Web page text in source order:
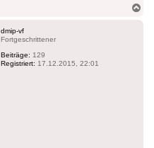
dmip-vf
Fortgeschrittener
Beiträge: 129
Registriert: 17.12.2015, 22:01